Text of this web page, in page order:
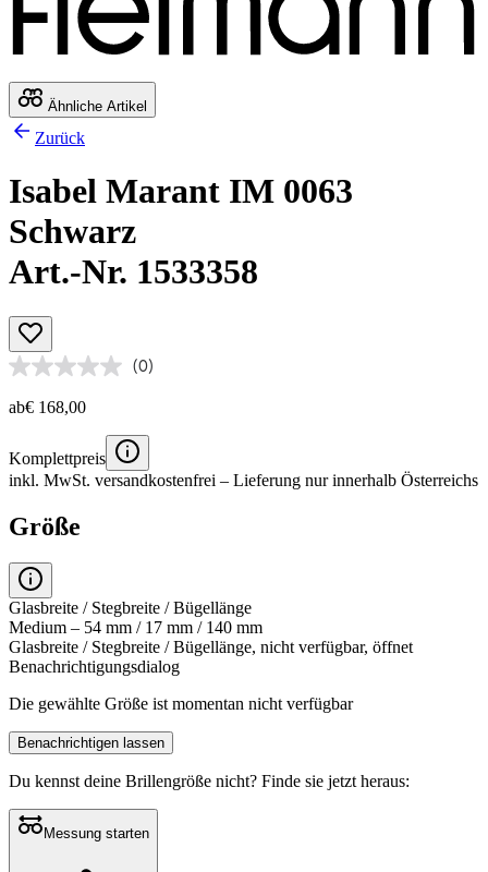
Ähnliche Artikel
Zurück
Isabel Marant IM 0063
Schwarz
Art.-Nr. 1533358
(0)
ab€ 168,00
Komplettpreis
inkl. MwSt. versandkostenfrei – Lieferung nur innerhalb Österreichs
Größe
Glasbreite / Stegbreite / Bügellänge
Medium – 54 mm / 17 mm / 140 mm
Glasbreite / Stegbreite / Bügellänge, nicht verfügbar, öffnet
Benachrichtigungsdialog
Die gewählte Größe ist momentan nicht verfügbar
Benachrichtigen lassen
Du kennst deine Brillengröße nicht? Finde sie jetzt heraus:
Messung starten